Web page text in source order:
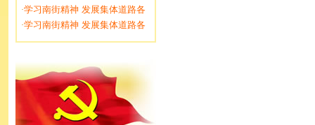
·学习南街精神 发展集体道路各
·学习南街精神 发展集体道路各